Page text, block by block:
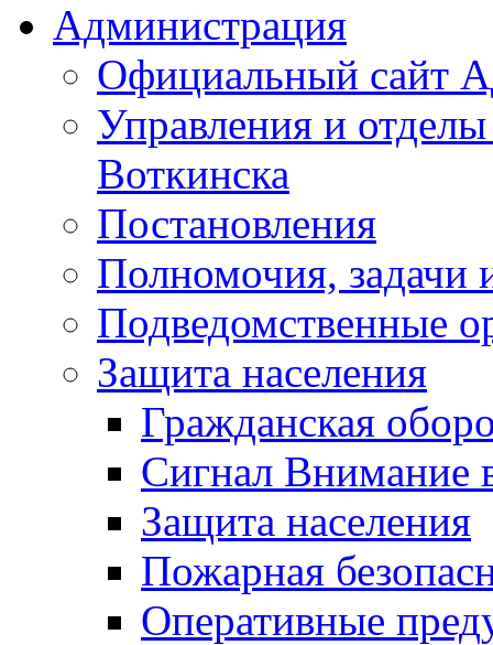
Администрация
Официальный сайт
Управления и
Воткинска
Постановления
Полномочия, задачи
Подведомственные
Защита населения
Гражданская
Сигнал Внимание
Защита населения
Пожарная
Оперативные